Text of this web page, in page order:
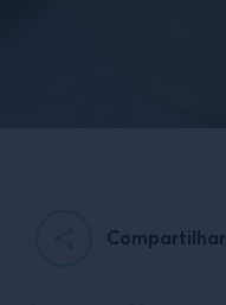
Compartilhar